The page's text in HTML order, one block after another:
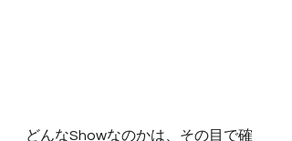
どんなShowなのかは、その目で確